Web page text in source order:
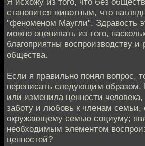
становится животным, что
"феноменом Маугли". Здравость
можно оценивать из того,
благоприятны воспроизводству
общества.
Если я правильно понял вопрос,
переписать следующим образом.
или изменила ценности
заботу и любовь к членам семьи,
окружающему семью социуму;
необходимым элементом
ценностей?